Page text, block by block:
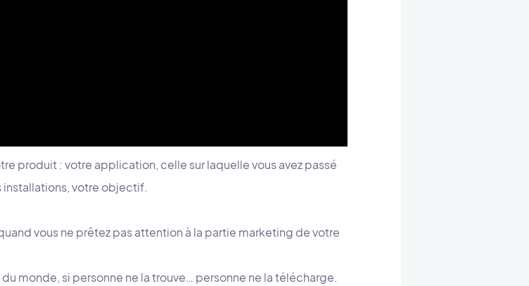
produit : votre application, celle sur laquelle vous avez passé
installations, votre objectif.
vous ne prêtez pas attention à la partie marketing de votre
monde, si personne ne la trouve… personne ne la télécharge.